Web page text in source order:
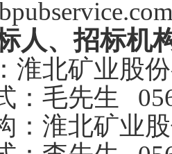
人、招标机
淮北矿业股
：毛先生
：淮北矿业